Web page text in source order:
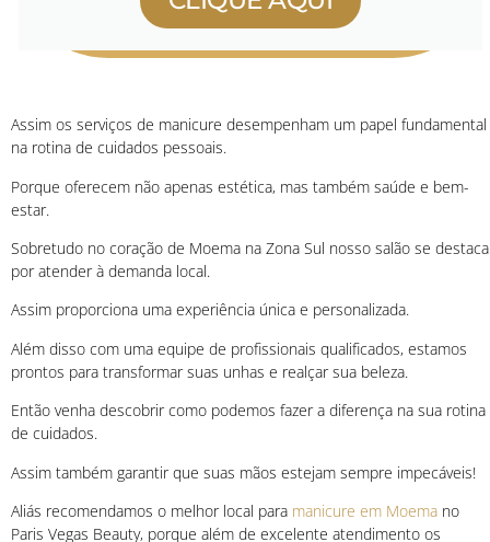
Assim os serviços de manicure desempenham um papel fundamental
na rotina de cuidados pessoais.
Porque oferecem não apenas estética, mas também saúde e bem-
estar.
Sobretudo no coração de Moema na Zona Sul nosso salão se destaca
por atender à demanda local.
Assim proporciona uma experiência única e personalizada.
Além disso com uma equipe de profissionais qualificados, estamos
prontos para transformar suas unhas e realçar sua beleza.
Então venha descobrir como podemos fazer a diferença na sua rotina
de cuidados.
Assim também garantir que suas mãos estejam sempre impecáveis!
Aliás recomendamos o melhor local para manicure em Moema no
Paris Vegas Beauty, porque além de excelente atendimento os